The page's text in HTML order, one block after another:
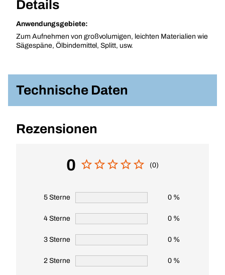
Details
Anwendungsgebiete:
Zum Aufnehmen von großvolumigen, leichten Materialien wie
Sägespäne, Ölbindemittel, Splitt, usw.
Technische Daten
Rezensionen
0 (0)
5 Sterne 0 %
4 Sterne 0 %
3 Sterne 0 %
2 Sterne 0 %